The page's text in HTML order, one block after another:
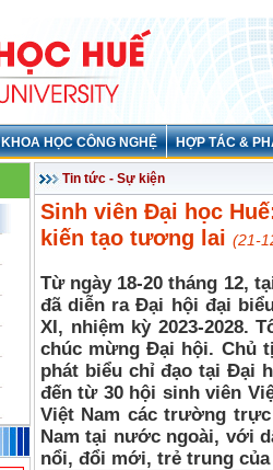
KHOA HỌC CÔNG NGHỆ HỢP TÁC &
Tin tức - Sự kiện
Sinh viên Đại học
kiến tạo tương lai (21-
Từ ngày 18-20 tháng 12,
đã diễn ra Đại hội đại
XI, nhiệm kỳ 2023-2028.
chúc mừng Đại hội. Chủ
phát biểu chỉ đạo tại Đại
đến từ 30 hội sinh viên
Việt Nam các trường
Nam tại nước ngoài, với
nổi, đổi mới, trẻ trung